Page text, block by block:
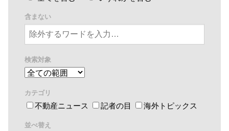
含まない
検索対象
カテゴリ
不動産ニュース 記者の目 海外トピックス
並べ替え